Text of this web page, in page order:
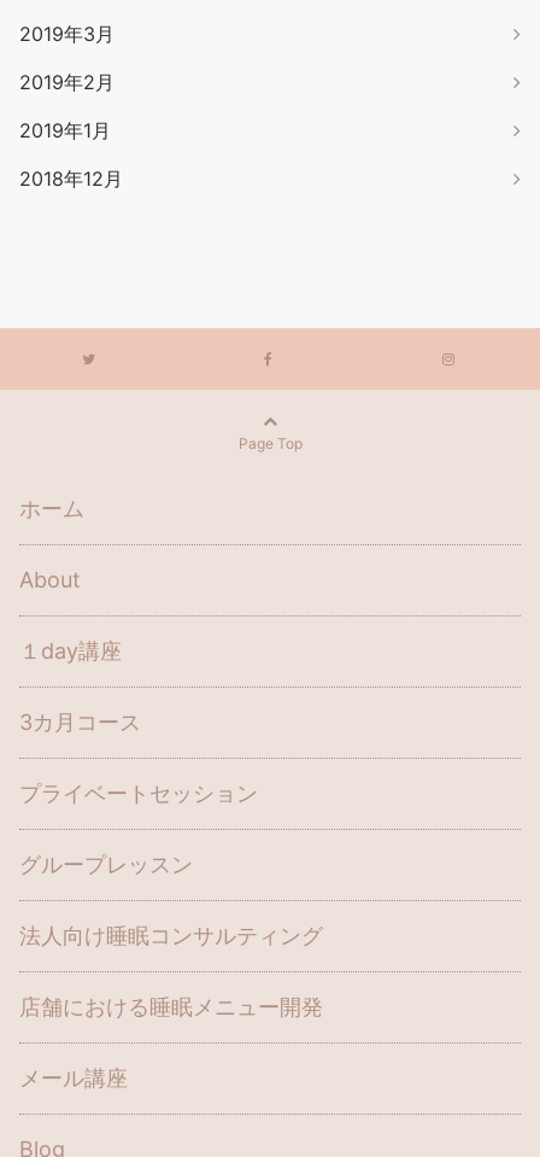
2019年3月
2019年2月
2019年1月
2018年12月
Page Top
ホーム
About
１day講座
3カ月コース
プライベートセッション
グループレッスン
法人向け睡眠コンサルティング
店舗における睡眠メニュー開発
メール講座
Blog